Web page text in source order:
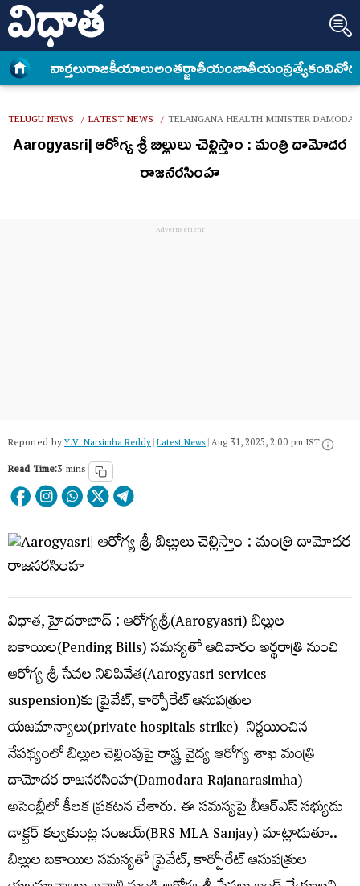
వార్త‌లురాజకీయాలుఅంత‌ర్జాతీయంజాతీయంప్రత్యేకం
TELUGU NEWS / LATEST NEWS / TELANGANA HEALTH MINISTER
Aarogyasri| ఆరోగ్య శ్రీ బిల్లులు చెల్లిస్తాం : మంత్రి దామోదర
రాజనరసింహ
Reported by:Y.V. Narsimha Reddy|Latest News|Aug 31, 2025, 2:00 pm IST
Read Time:3 mins
విధాత, హైదరాబాద్ : ఆరోగ్యశ్రీ(Aarogyasri) బిల్లుల
బకాయిల(Pending Bills) సమస్యతో ఆదివారం అర్థరాత్రి నుంచి
ఆరోగ్య శ్రీ సేవల నిలిపివేత(Aarogyasri services
suspension)కు ప్రైవేట్, కార్పోరేట్ ఆసుపత్రుల
యజమాన్యాలు(private hospitals strike) నిర్ణయించిన
నేపథ్యంలో బిల్లుల చెల్లింపుపై రాష్ట్ర వైద్య ఆరోగ్య శాఖ మంత్రి
దామోదర రాజనరసింహ(Damodara Rajanarasimha)
అసెంబ్లీలో కీలక ప్రకటన చేశారు. ఈ సమస్యపై బీఆర్ఎస్ సభ్యుడు
డాక్టర్ కల్వకుంట్ల సంజయ్(BRS MLA Sanjay) మాట్లాడుతూ..
బిల్లుల బకాయిల సమస్యతో ప్రైవేట్, కార్పోరేట్ ఆసుపత్రుల